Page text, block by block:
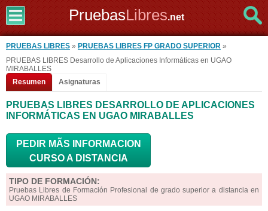
PruebasLibres.net
PRUEBAS LIBRES » PRUEBAS LIBRES FP GRADO SUPERIOR »
PRUEBAS LIBRES Desarrollo de Aplicaciones Informáticas en UGAO
MIRABALLES
Resumen
Asignaturas
PRUEBAS LIBRES DESARROLLO DE APLICACIONES
INFORMÁTICAS EN UGAO MIRABALLES
PEDIR MÃS INFORMACION
CURSO A DISTANCIA
TIPO DE FORMACIÓN:
Pruebas Libres de Formación Profesional de grado superior a distancia en
UGAO MIRABALLES